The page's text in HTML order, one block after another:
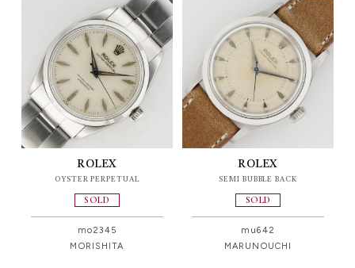
ROLEX
OYSTER PERPETUAL
SOLD
mo2345
MORISHITA
ROLEX
SEMI BUBBLE BACK
SOLD
mu642
MARUNOUCHI